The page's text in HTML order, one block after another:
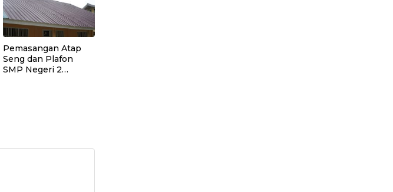
Pemasangan Atap
Seng dan Plafon
SMP Negeri 2